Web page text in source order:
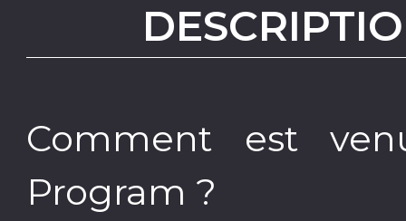
Comment est
Program ?